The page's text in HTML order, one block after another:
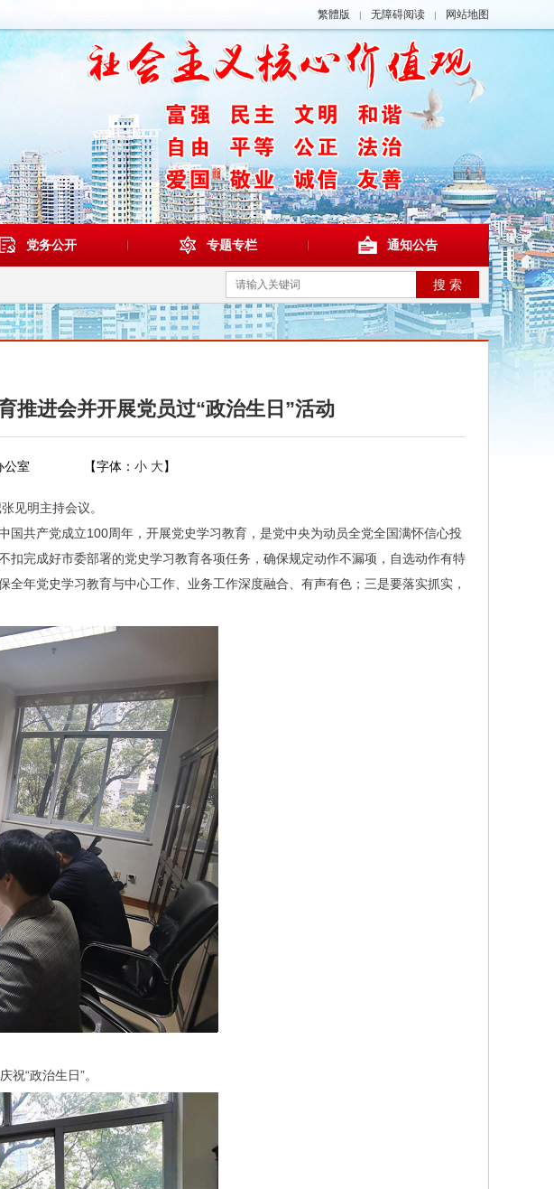
繁體版 | 无障碍阅读 | 网站地图
党务公开 专题专栏 通知公告
搜 索
推进会并开展党员过“政治生日”活动
公室 【字体： 小 大】
见明主持会议。
共产党成立100周年，开展党史学习教育，是党中央为动员全党全国满怀信心投
完成好市委部署的党史学习教育各项任务，确保规定动作不漏项，自选动作有特
年党史学习教育与中心工作、业务工作深度融合、有声有色；三是要落实抓实，
“政治生日”。